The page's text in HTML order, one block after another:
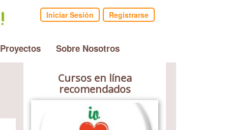
Registrarse
Iniciar Sesión
Sobre Nosotros
Cursos en línea
recomendados